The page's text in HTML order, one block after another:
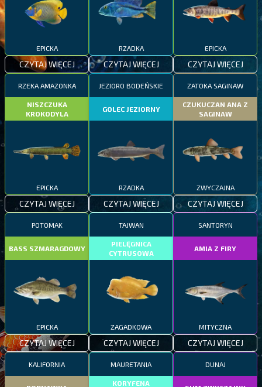
EPICKA
CZYTAJ WIĘCEJ
RZADKA
CZYTAJ WIĘCEJ
EPICKA
CZYTAJ WIĘCEJ
RZEKA AMAZONKA
NISZCZUKA
KROKODYLA
EPICKA
CZYTAJ WIĘCEJ
JEZIORO BODEŃSKIE
GOLEC JEZIORNY
RZADKA
CZYTAJ WIĘCEJ
ZATOKA SAGINAW
CZUKUCZAN ANA Z
SAGINAW
ZWYCZAJNA
CZYTAJ WIĘCEJ
POTOMAK
BASS SZMARAGDOWY
EPICKA
CZYTAJ WIĘCEJ
TAJWAN
PIELĘGNICA
CYTRUSOWA
ZAGADKOWA
CZYTAJ WIĘCEJ
SANTORYN
AMIA Z FIRY
MITYCZNA
CZYTAJ WIĘCEJ
KALIFORNIA MAURETANIA
KORYFENA
DUNAJ